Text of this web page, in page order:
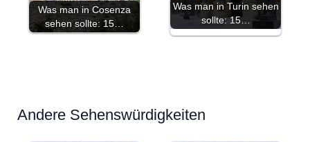
Was man in Cosenza
sehen sollte: 15…
Was man in Turin sehen
sollte: 15…
Andere Sehenswürdigkeiten